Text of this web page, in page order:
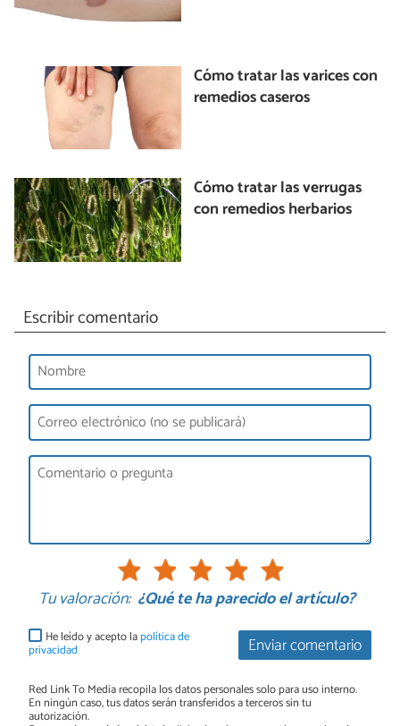
Cómo tratar las varices con
remedios caseros
Cómo tratar las verrugas
con remedios herbarios
Escribir comentario
Tu valoración: ¿Qué te ha parecido el artículo?
Enviar comentario
He leído y acepto lapolítica de
privacidad
Red Link To Media recopila los datos personales solo para uso interno.
En ningún caso, tus datos serán transferidos a terceros sin tu
autorización.